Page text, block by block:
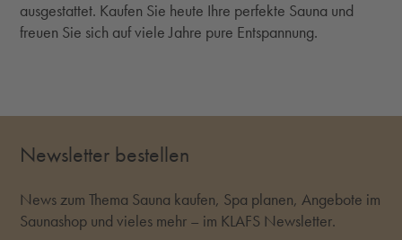
ausgestattet. Kaufen Sie heute Ihre perfekte Sauna und
freuen Sie sich auf viele Jahre pure Entspannung.
Newsletter bestellen
News zum Thema Sauna kaufen, Spa planen, Angebote im
Saunashop und vieles mehr – im KLAFS Newsletter.